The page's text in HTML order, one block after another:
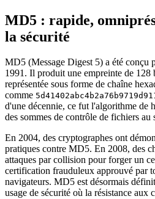
MD5 : rapide,
la sécurité
MD5 (Message Digest 5) a été conçu
1991. Il produit une empreinte de 128
représentée sous forme de chaîne
comme
d'une décennie, ce fut l'algorithme de
des sommes de contrôle de fichiers au
En 2004, des cryptographes ont
pratiques contre MD5. En 2008, des
attaques par collision pour forger un
certification frauduleux approuvé par
navigateurs. MD5 est désormais
usage de sécurité où la résistance aux